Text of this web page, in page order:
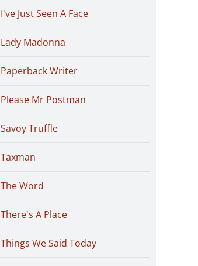
I've Just Seen A Face
Lady Madonna
Paperback Writer
Please Mr Postman
Savoy Truffle
Taxman
The Word
There's A Place
Things We Said Today